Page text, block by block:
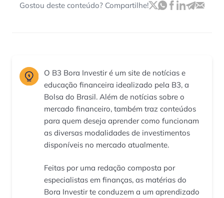
Gostou deste conteúdo? Compartilhe!
O B3 Bora Investir é um site de notícias e
educação financeira idealizado pela B3, a
Bolsa do Brasil. Além de notícias sobre o
mercado financeiro, também traz conteúdos
para quem deseja aprender como funcionam
as diversas modalidades de investimentos
disponíveis no mercado atualmente.
Feitas por uma redação composta por
especialistas em finanças, as matérias do
Bora Investir te conduzem a um aprendizado